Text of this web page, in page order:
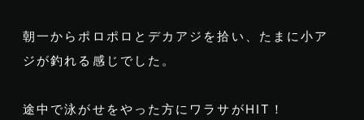
朝一からポロポロとデカアジを拾い、たまに小ア
ジが釣れる感じでした。
途中で泳がせをやった方にワラサがHIT！